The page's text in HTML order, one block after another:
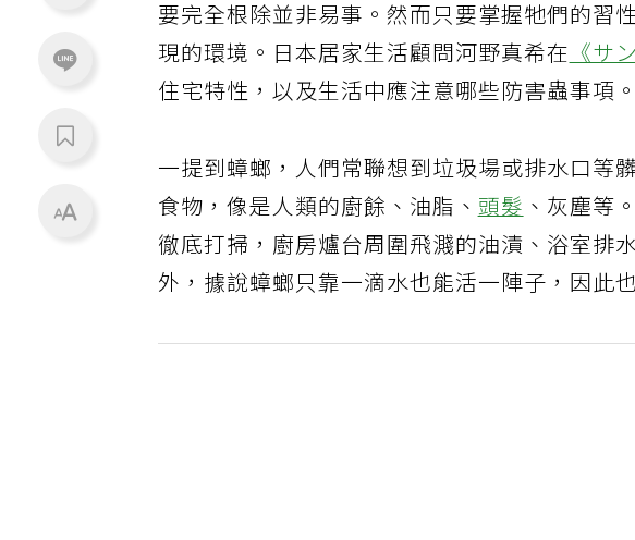
要完全根除並非易事。然而只要掌握牠們的習
現的環境。日本居家生活顧問河野真希在《サ
住宅特性，以及生活中應注意哪些防害蟲事項。
一提到蟑螂，人們常聯想到垃圾場或排水口等
食物，像是人類的廚餘、油脂、頭髮 、灰塵等
徹底打掃，廚房爐台周圍飛濺的油漬、浴室排
外，據說蟑螂只靠一滴水也能活一陣子，因此